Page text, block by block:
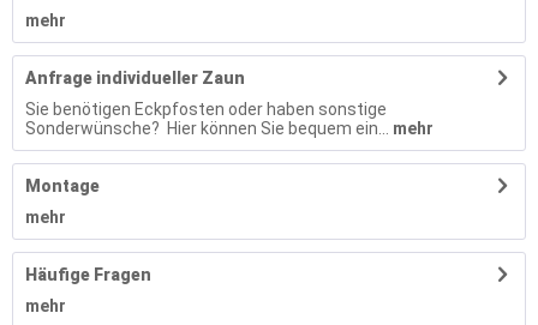
mehr
Anfrage individueller Zaun
Sie benötigen Eckpfosten oder haben sonstige
Sonderwünsche? Hier können Sie bequem ein...
mehr
Montage
mehr
Häufige Fragen
mehr